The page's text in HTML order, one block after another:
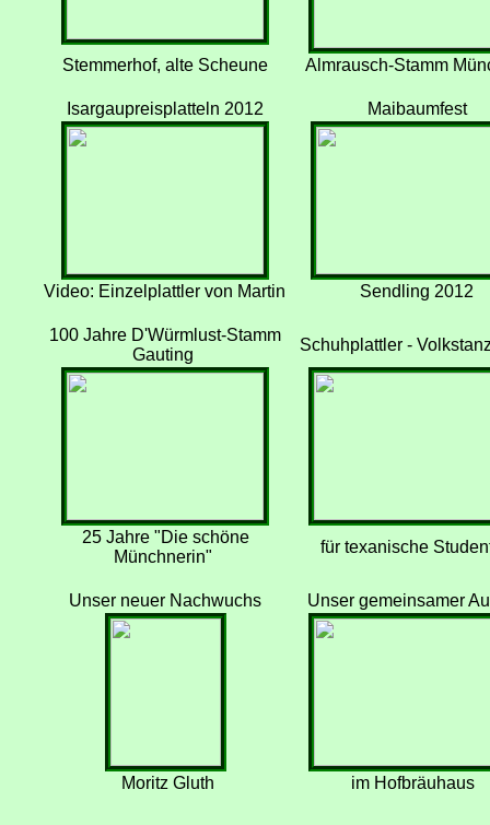
Stemmerhof, alte Scheune Almrausch-Stamm
Isargaupreisplatteln 2012 Maibaumfest
Video: Einzelplattler von Martin Sendling 2012
100 Jahre D'Würmlust-Stamm
Gauting
Schuhplattler -
25 Jahre "Die schöne
Münchnerin"
für texanische
Unser neuer Nachwuchs Unser gemeinsamer
Moritz Gluth im Hofbräuhaus